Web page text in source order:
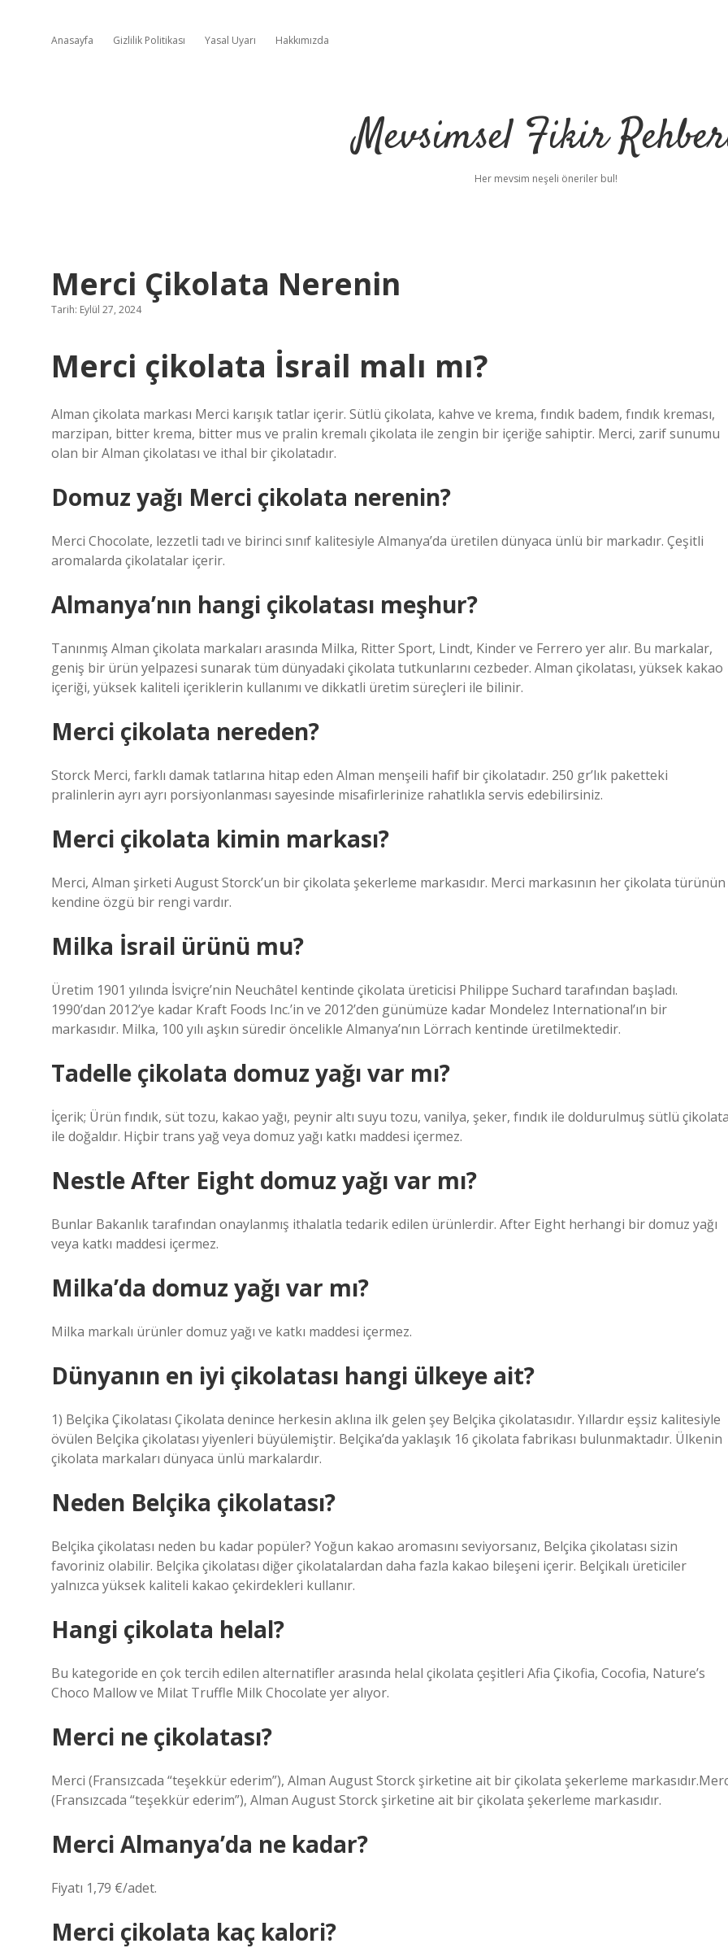
Anasayfa Gizlilik Politikası Yasal Uyarı Hakkımızda
Mevsimsel Fikir
Her mevsim neşeli öneriler bul!
Merci Çikolata Nerenin
Tarih: Eylül 27, 2024
Merci çikolata İsrail malı mı?
Alman çikolata markası Merci karışık tatlar içerir. Sütlü çikolata, kahve ve krema, fındık badem, fındık kreması,
marzipan, bitter krema, bitter mus ve pralin kremalı çikolata ile zengin bir içeriğe sahiptir. Merci, zarif sunumu
olan bir Alman çikolatası ve ithal bir çikolatadır.
Domuz yağı Merci çikolata nerenin?
Merci Chocolate, lezzetli tadı ve birinci sınıf kalitesiyle Almanya’da üretilen dünyaca ünlü bir markadır. Çeşitli
aromalarda çikolatalar içerir.
Almanya’nın hangi çikolatası meşhur?
Tanınmış Alman çikolata markaları arasında Milka, Ritter Sport, Lindt, Kinder ve Ferrero yer alır. Bu markalar,
geniş bir ürün yelpazesi sunarak tüm dünyadaki çikolata tutkunlarını cezbeder. Alman çikolatası, yüksek kakao
içeriği, yüksek kaliteli içeriklerin kullanımı ve dikkatli üretim süreçleri ile bilinir.
Merci çikolata nereden?
Storck Merci, farklı damak tatlarına hitap eden Alman menşeili hafif bir çikolatadır. 250 gr’lık paketteki
pralinlerin ayrı ayrı porsiyonlanması sayesinde misafirlerinize rahatlıkla servis edebilirsiniz.
Merci çikolata kimin markası?
Merci, Alman şirketi August Storck’un bir çikolata şekerleme markasıdır. Merci markasının her çikolata türünün
kendine özgü bir rengi vardır.
Milka İsrail ürünü mu?
Üretim 1901 yılında İsviçre’nin Neuchâtel kentinde çikolata üreticisi Philippe Suchard tarafından başladı.
1990’dan 2012’ye kadar Kraft Foods Inc.’in ve 2012’den günümüze kadar Mondelez International’ın bir
markasıdır. Milka, 100 yılı aşkın süredir öncelikle Almanya’nın Lörrach kentinde üretilmektedir.
Tadelle çikolata domuz yağı var mı?
İçerik; Ürün fındık, süt tozu, kakao yağı, peynir altı suyu tozu, vanilya, şeker, fındık ile doldurulmuş sütlü
ile doğaldır. Hiçbir trans yağ veya domuz yağı katkı maddesi içermez.
Nestle After Eight domuz yağı var mı?
Bunlar Bakanlık tarafından onaylanmış ithalatla tedarik edilen ürünlerdir. After Eight herhangi bir domuz yağı
veya katkı maddesi içermez.
Milka’da domuz yağı var mı?
Milka markalı ürünler domuz yağı ve katkı maddesi içermez.
Dünyanın en iyi çikolatası hangi ülkeye ait?
1) Belçika Çikolatası Çikolata denince herkesin aklına ilk gelen şey Belçika çikolatasıdır. Yıllardır eşsiz kalitesiyle
övülen Belçika çikolatası yiyenleri büyülemiştir. Belçika’da yaklaşık 16 çikolata fabrikası bulunmaktadır. Ülkenin
çikolata markaları dünyaca ünlü markalardır.
Neden Belçika çikolatası?
Belçika çikolatası neden bu kadar popüler? Yoğun kakao aromasını seviyorsanız, Belçika çikolatası sizin
favoriniz olabilir. Belçika çikolatası diğer çikolatalardan daha fazla kakao bileşeni içerir. Belçikalı üreticiler
yalnızca yüksek kaliteli kakao çekirdekleri kullanır.
Hangi çikolata helal?
Bu kategoride en çok tercih edilen alternatifler arasında helal çikolata çeşitleri Afia Çikofia, Cocofia, Nature’s
Choco Mallow ve Milat Truffle Milk Chocolate yer alıyor.
Merci ne çikolatası?
Merci (Fransızcada “teşekkür ederim”), Alman August Storck şirketine ait bir çikolata şekerleme
(Fransızcada “teşekkür ederim”), Alman August Storck şirketine ait bir çikolata şekerleme markasıdır.
Merci Almanya’da ne kadar?
Fiyatı 1,79 €/adet.
Merci çikolata kaç kalori?